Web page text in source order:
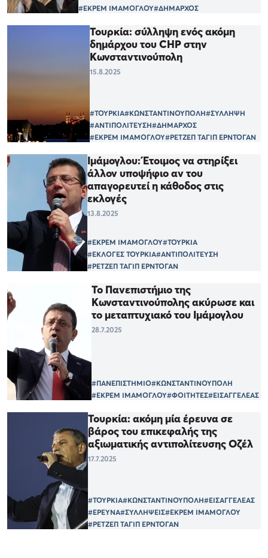
#ΕΚΡΕΜ ΙΜΑΜΟΓΛΟΥ#ΔΗΜΑΡΧΟΣ
Τουρκία: σύλληψη ενός ακόμη
δημάρχου του CHP στην
Κωνσταντινούπολη
15.8.2025
#ΤΟΥΡΚΙΑ#ΚΩΝΣΤΑΝΤΙΝΟΥΠΟΛΗ#ΣΥΛΛΗΨΗ
#ΑΝΤΙΠΟΛΙΤΕΥΣΗ#ΔΗΜΑΡΧΟΣ
#ΕΚΡΕΜ ΙΜΑΜΟΓΛΟΥ#ΡΕΤΖΕΠ ΤΑΓΙΠ ΕΡΝΤΟΓΑΝ
Ιμάμογλου: Έτοιμος να στηρίξει
άλλον υποψήφιο αν του
απαγορευτεί η κάθοδος στις
εκλογές
13.8.2025
#ΕΚΡΕΜ ΙΜΑΜΟΓΛΟΥ#ΤΟΥΡΚΙΑ
#ΕΚΛΟΓΕΣ ΤΟΥΡΚΙΑ#ΑΝΤΙΠΟΛΙΤΕΥΣΗ
#ΡΕΤΖΕΠ ΤΑΓΙΠ ΕΡΝΤΟΓΑΝ
Το Πανεπιστήμιο της
Κωνσταντινούπολης ακύρωσε και
το μεταπτυχιακό του Ιμάμογλου
28.7.2025
#ΠΑΝΕΠΙΣΤΗΜΙΟ#ΚΩΝΣΤΑΝΤΙΝΟΥΠΟΛΗ
#ΕΚΡΕΜ ΙΜΑΜΟΓΛΟΥ#ΦΟΙΤΗΤΕΣ#ΕΙΣΑΓΓΕΛΕΑΣ
Τουρκία: ακόμη μία έρευνα σε
βάρος του επικεφαλής της
αξιωματικής αντιπολίτευσης Οζέλ
17.7.2025
#ΤΟΥΡΚΙΑ#ΚΩΝΣΤΑΝΤΙΝΟΥΠΟΛΗ#ΕΙΣΑΓΓΕΛΕΑΣ
#ΕΡΕΥΝΑ#ΣΥΛΛΗΨΕΙΣ#ΕΚΡΕΜ ΙΜΑΜΟΓΛΟΥ
#ΡΕΤΖΕΠ ΤΑΓΙΠ ΕΡΝΤΟΓΑΝ